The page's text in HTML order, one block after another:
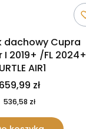
dachowy Cupra
2019+ /FL 2024+
AIR1
659,99 zł
536,58 zł